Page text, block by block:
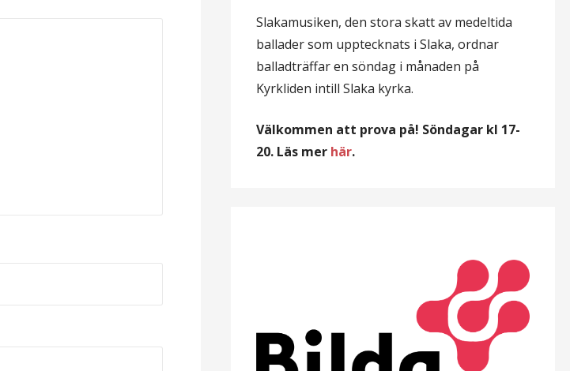
Slakamusiken, den stora skatt av medeltida
ballader som upptecknats i Slaka, ordnar
balladträffar en söndag i månaden på
Kyrkliden intill Slaka kyrka.
Välkommen att prova på! Söndagar kl 17-
20. Läs mer här.